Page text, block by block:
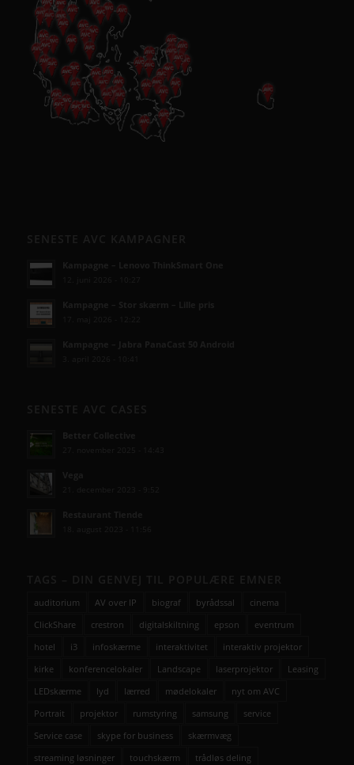
auditorium AV over IP biograf byrådssal
cinema
ClickShare
crestron digitalskiltning epson
eventrum
hotel
i3 infoskærme interaktivitet
interaktiv projektor
kirke
konferencelokaler Landscape laserprojektor
Leasing
LEDskærme
lyd lærred mødelokaler
nyt om AVC
Portrait
projektor rumstyring samsung
service
Service case
skype for business
skærmvæg
streaming løsninger
touchskærm
trådløs deling